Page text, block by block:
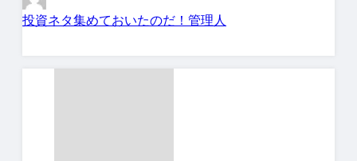
投資ネタ集めておいたのだ！管理人